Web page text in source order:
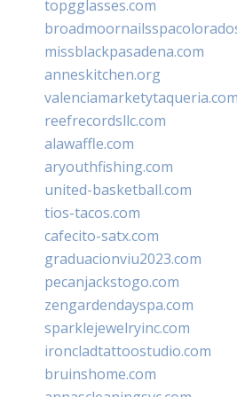
topgglasses.com
missblackpasadena.com
anneskitchen.org
valenciamarketytaqueria.com
reefrecordsllc.com
alawaffle.com
aryouthfishing.com
united-basketball.com
tios-tacos.com
cafecito-satx.com
graduacionviu2023.com
pecanjackstogo.com
zengardendayspa.com
sparklejewelryinc.com
ironcladtattoostudio.com
bruinshome.com